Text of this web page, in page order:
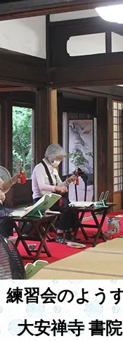
練習会のよ
大安禅寺 書